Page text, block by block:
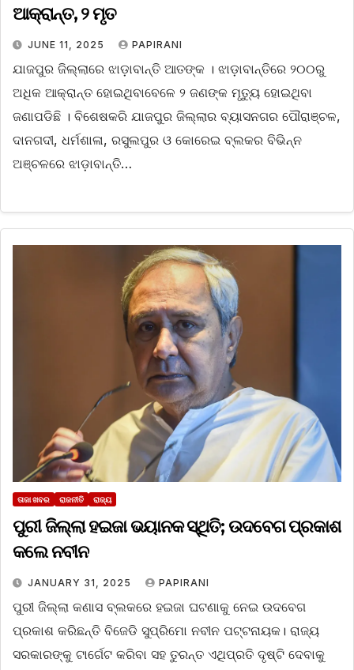
ଆକ୍ରାନ୍ତ, ୨ ମୃତ
JUNE 11, 2025 PAPIRANI
ଯାଜପୁର ଜିଲ୍ଲାରେ ଝାଡ଼ାବାନ୍ତି ଆତଙ୍କ । ଝାଡ଼ାବାନ୍ତିରେ ୨୦୦ରୁ
ଅଧିକ ଆକ୍ରାନ୍ତ ହୋଇଥିବାବେଳେ ୨ ଜଣଙ୍କ ମୃତ୍ୟୁ ହୋଇଥିବା
ଜଣାପଡିଛି । ବିଶେଷକରି ଯାଜପୁର ଜିଲ୍ଲାର ବ୍ୟାସନଗର ପୌରାଞ୍ଚଳ,
ଦାନଗଦୀ, ଧର୍ମଶାଳା, ରସୁଲପୁର ଓ କୋରେଇ ବ୍ଲକର ବିଭିନ୍ନ
ଅଞ୍ଚଳରେ ଝାଡ଼ାବାନ୍ତି…
ତାଜା ଖବର ରାଜନୀତି ରାଜ୍ୟ
ପୁରୀ ଜିଲ୍ଲା ହଇଜା ଭୟାନକ ସ୍ଥିତି; ଉଦବେଗ ପ୍ରକାଶ
କଲେ ନବୀନ
JANUARY 31, 2025 PAPIRANI
ପୁରୀ ଜିଲ୍ଲା କଣାସ ବ୍ଲକରେ ହଇଜା ଘଟଣାକୁ ନେଇ ଉଦବେଗ
ପ୍ରକାଶ କରିଛନ୍ତି ବିଜେଡି ସୁପ୍ରିମୋ ନବୀନ ପଟ୍ଟନାୟକ। ରାଜ୍ୟ
ସରକାରଙ୍କୁ ଟାର୍ଗେଟ କରିବା ସହ ତୁରନ୍ତ ଏଥିପ୍ରତି ଦୃଷ୍ଟି ଦେବାକୁ